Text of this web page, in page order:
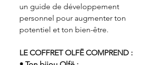
un guide de développement
personnel pour augmenter ton
potentiel et ton bien-être.
LE COFFRET OLFË COMPREND :